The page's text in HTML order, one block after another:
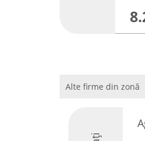
Alte firme din zonă